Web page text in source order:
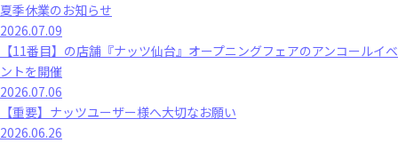
夏季休業のお知らせ
2026.07.09
【11番目】の店舗『ナッツ仙台』オープニングフェアのアンコールイベ
ントを開催
2026.07.06
【重要】ナッツユーザー様へ大切なお願い
2026.06.26